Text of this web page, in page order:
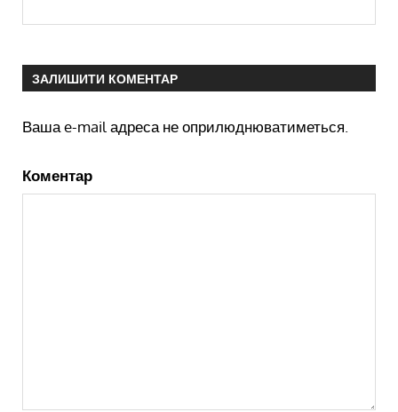
ЗАЛИШИТИ КОМЕНТАР
Ваша e-mail адреса не оприлюднюватиметься.
Коментар